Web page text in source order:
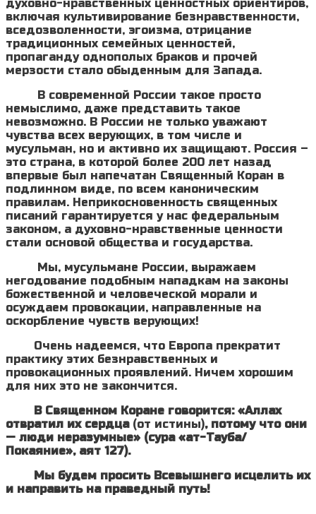
духовно-нравственных ценностных ориентиров,
включая культивирование безнравственности,
вседозволенности, эгоизма, отрицание
традиционных семейных ценностей,
пропаганду однополых браков и прочей
мерзости стало обыденным для Запада.
В современной России такое просто
немыслимо, даже представить такое
невозможно. В России не только уважают
чувства всех верующих, в том числе и
мусульман, но и активно их защищают. Россия –
это страна, в которой более 200 лет назад
впервые был напечатан Священный Коран в
подлинном виде, по всем каноническим
правилам. Неприкосновенность священных
писаний гарантируется у нас федеральным
законом, а духовно-нравственные ценности
стали основой общества и государства.
Мы, мусульмане России, выражаем
негодование подобным нападкам на законы
божественной и человеческой морали и
осуждаем провокации, направленные на
оскорбление чувств верующих!
Очень надеемся, что Европа прекратит
практику этих безнравственных и
провокационных проявлений. Ничем хорошим
для них это не закончится.
В Священном Коране говорится:«Аллах
отвратил их сердца (от истины), потому что они
— люди неразумные» (сура «ат-Тауба/
Покаяние», аят 127).
Мы будем просить Всевышнего исцелить их
и направить на праведный путь!